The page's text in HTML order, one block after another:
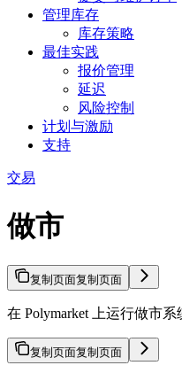
管理库存
库存策略
最佳实践
报价管理
延迟
风险控制
计划与激励
支持
交易
做市
复制页面复制页面
在 Polymarket 上运行做市系
复制页面复制页面